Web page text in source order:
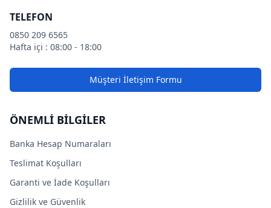
TELEFON
0850 209 6565
Hafta içi : 08:00 - 18:00
Müşteri İletişim Formu
ÖNEMLİ BİLGİLER
Banka Hesap Numaraları
Teslimat Koşulları
Garanti ve İade Koşulları
Gizlilik ve Güvenlik